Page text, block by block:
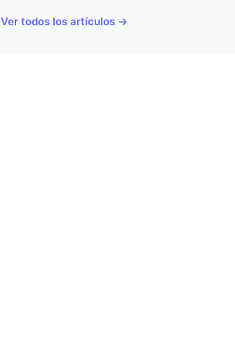
Ver todos los artículos →